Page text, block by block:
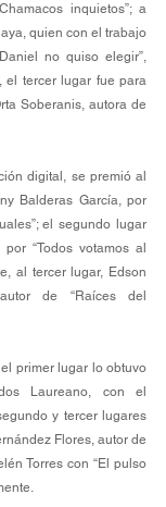
inquietos”; a
quien con el trabajo
no quiso elegir”,
el tercer lugar fue para
Soberanis, autora de
digital, se premió al
Balderas García, por
el segundo lugar
“Todos votamos al
al tercer lugar, Edson
de “Raíces del
primer lugar lo obtuvo
Laureano, con el
y tercer lugares
Flores, autor de
Torres con “El pulso